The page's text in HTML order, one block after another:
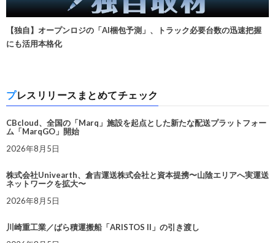
【独自】オープンロジの「AI梱包予測」、トラック必要台数の迅速把握
にも活用本格化
プレスリリースまとめてチェック
CBcloud、全国の「Marq」施設を起点とした新たな配送プラットフォー
ム「MarqGO」開始
2026年8月5日
株式会社Univearth、倉吉運送株式会社と資本提携〜山陰エリアへ実運送
ネットワークを拡大〜
2026年8月5日
川崎重工業／ばら積運搬船「ARISTOS II」の引き渡し